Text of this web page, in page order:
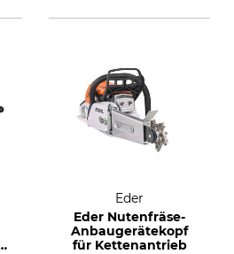
Eder
Eder Nutenfräse-
Anbaugerätekopf
für Kettenantrieb